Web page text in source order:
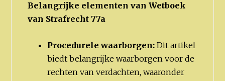
Belangrijke elementen van Wetboek
van Strafrecht 77a
Procedurele waarborgen:Dit artikel
biedt belangrijke waarborgen voor de
rechten van verdachten, waaronder